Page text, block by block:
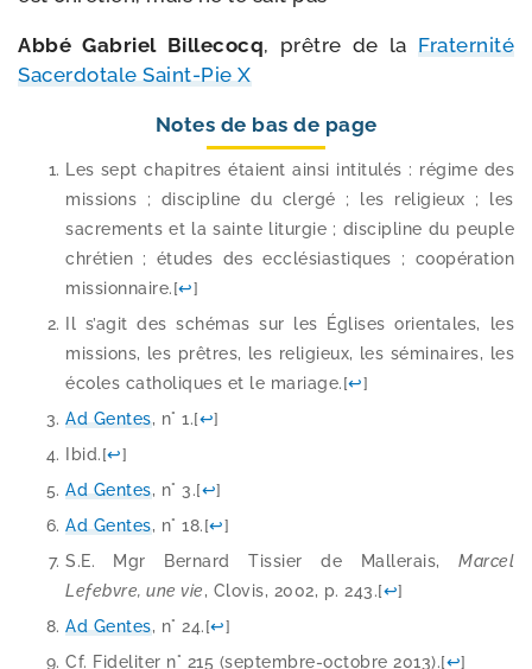
Abbé Gabriel Billecocq, prêtre de laFraternité
Sacerdotale Saint-​Pie X
Notes de bas de page
Les sept cha­pitres étaient ain­si inti­tu­lés : régime des
mis­sions ; dis­ci­pline du cler­gé ; les reli­gieux ; les
sacre­ments et la sainte litur­gie ; dis­ci­pline du peuple
chré­tien ; études des ecclé­sias­tiques ; coopé­ra­tion
mis­sion­naire.[↩]
Il s’a­git des sché­mas sur les Églises orien­tales, les
mis­sions, les prêtres, les reli­gieux, les sémi­naires, les
écoles catho­liques et le mariage.[↩]
Ad Gentes, n° 1.[↩]
Ibid.[↩]
Ad Gentes, n° 3.[↩]
Ad Gentes, n° 18.[↩]
S.E. Mgr Bernard Tissier de Mallerais, Marcel
Lefebvre, une vie, Clovis, 2002, p. 243.[↩]
Ad Gentes, n° 24.[↩]
Cf. Fideliter n° 215 (septembre-​octobre 2013).[↩]